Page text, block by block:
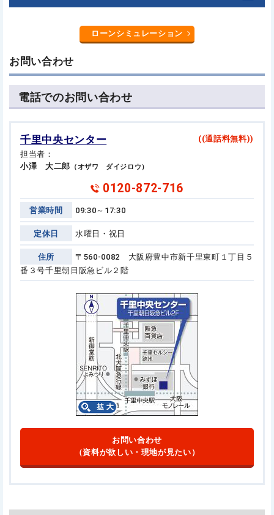
ローンシミュレーション
お問い合わせ
電話でのお問い合わせ
千里中央センター
((通話料無料))
担当者：
小澤 大二郎 （オザワ ダイジロウ）
0120-872-716
営業時間 09:30～17:30
定休日 水曜日・祝日
住所
〒560-0082 大阪府豊中市新千里東町１丁目５
番３号千里朝日阪急ビル２階
お問い合わせ
（資料が欲しい・現地が見たい）